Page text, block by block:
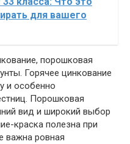
для вашего
порошковая
Горячее цинкование
и особенно
Порошковая
вид и широкий выбор
краска полезна при
важна ровная